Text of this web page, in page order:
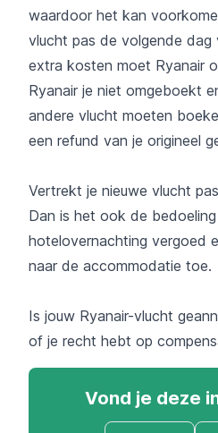
waardoor het kan
vlucht pas de volgende
extra kosten moet Ryanair
Ryanair je niet omgeboekt
andere vlucht moeten
een refund van je origineel
Vertrekt je nieuwe vlucht
Dan is het ook de
hotelovernachting vergoed
naar de accommodatie toe.
Is jouw Ryanair-vlucht
of je recht hebt op
Vond je deze